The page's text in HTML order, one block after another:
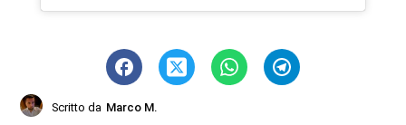
Scritto da Marco M.